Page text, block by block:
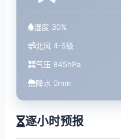
湿度 30%
北风 4-5级
气压 845hPa
降水 0mm
逐小时预报